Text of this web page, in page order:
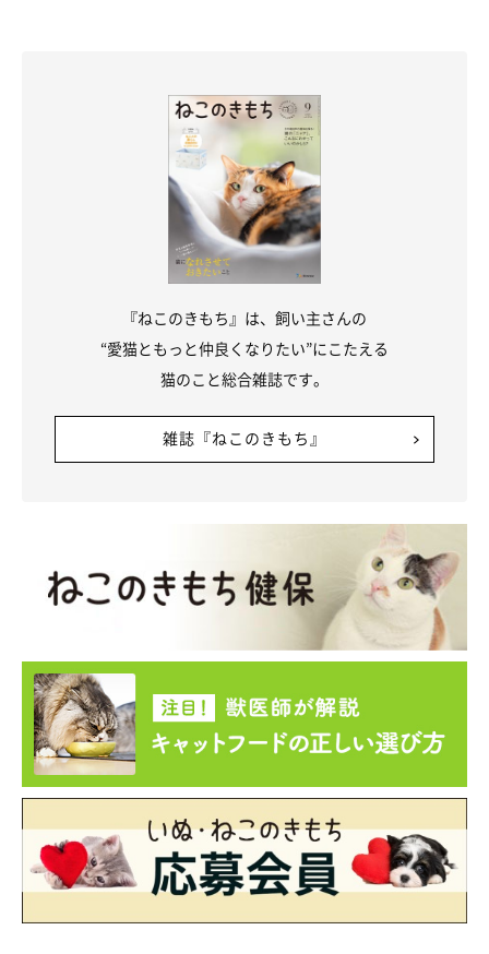
とても温厚でマイペースな性格で、お昼寝が大好きだという源次
郎くん。ちょっと天然なところもある、“愛されキャラ”なのだと
か。
『ねこのきもち』は、飼い主さんの
“愛猫ともっと仲良くなりたい”にこたえる
猫のこと総合雑誌です。
雑誌『ねこのきもち』